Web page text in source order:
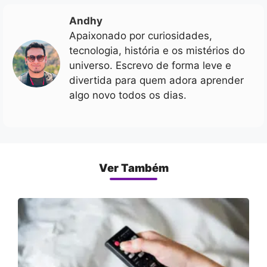
Andhy
Apaixonado por curiosidades,
tecnologia, história e os mistérios do
universo. Escrevo de forma leve e
divertida para quem adora aprender
algo novo todos os dias.
Ver Também